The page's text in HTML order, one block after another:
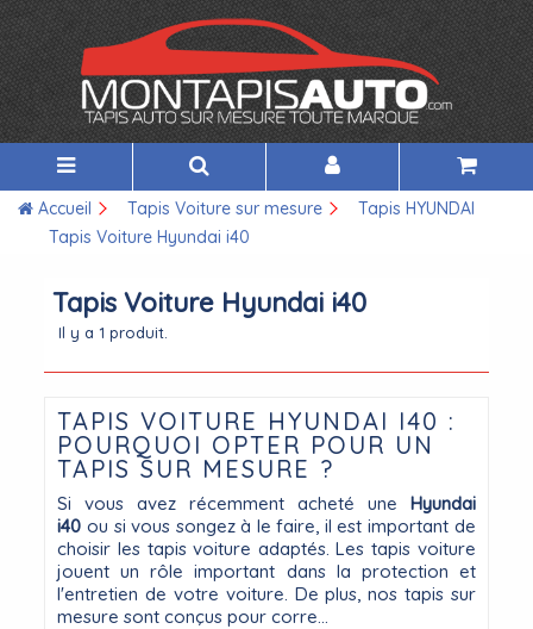
Accueil Tapis Voiture sur mesure
Tapis HYUNDAI
Tapis Voiture Hyundai i40
Tapis Voiture Hyundai i40
Il y a 1 produit.
TAPIS VOITURE HYUNDAI I40 :
POURQUOI OPTER POUR UN
TAPIS SUR MESURE ?
Si vous avez récemment acheté une Hyundai
i40 ou si vous songez à le faire, il est important de
choisir les tapis voiture adaptés. Les tapis voiture
jouent un rôle important dans la protection et
l'entretien de votre voiture. De plus, nos tapis sur
mesure sont conçus pour corre...